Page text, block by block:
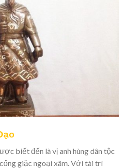
biết đến là vị anh hùng dân tộc
giặc ngoại xâm. Với tài trí